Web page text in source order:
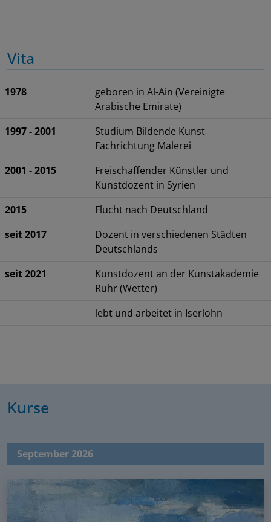
Vita
1978
geboren in Al-Ain (Vereinigte
Arabische Emirate)
1997 - 2001
Studium Bildende Kunst
Fachrichtung Malerei
2001 - 2015
Freischaffender Künstler und
Kunstdozent in Syrien
2015
Flucht nach Deutschland
seit 2017
Dozent in verschiedenen Städten
Deutschlands
seit 2021
Kunstdozent an der Kunstakademie
Ruhr (Wetter)
lebt und arbeitet in Iserlohn
Kurse
September 2026